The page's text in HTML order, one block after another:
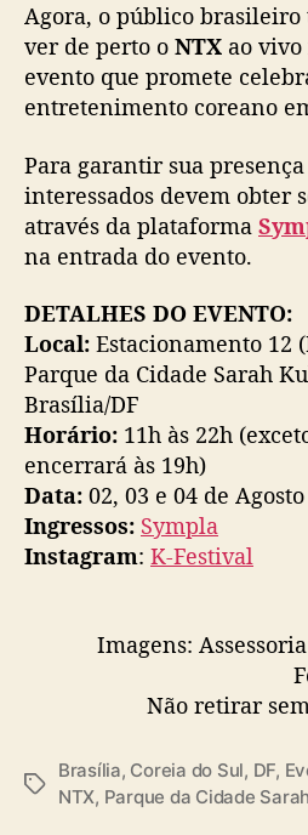
Agora, o público
ver de perto o NTX ao vivo
evento que promete
entretenimento coreano
Para garantir sua
interessados devem obter
através da plataforma
na entrada do evento.
DETALHES DO EVENTO:
Local: Estacionamento 12
Parque da Cidade Sarah
Brasília/DF
Horário: 11h às 22h
encerrará às 19h)
Data: 02, 03 e 04 de
Ingressos: Sympla
Instagram: K-Festival
Imagens:
Não retirar
T
Brasília, Coreia do Sul, DF,
NTX, Parque da Cidade